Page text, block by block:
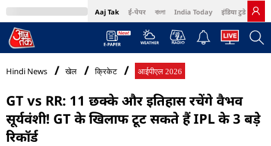
Aaj Tak ई-पेपर বাংলা India Today इंडिया टुडे हिंदी
MumbaiTak Cosmopolitan Harper's Bazaar Northeast
Hindi News खेल क्रिकेट आईपीएल 2026
GT vs RR: 11 छक्के और इतिहास रचेंगे वैभव
सूर्यवंशी! GT के खिलाफ टूट सकते हैं IPL के 3 बड़े
रिकॉर्ड